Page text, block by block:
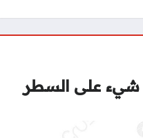
شيء على السطر